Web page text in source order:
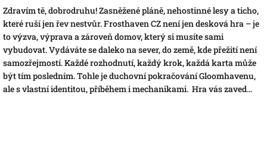
Zdravím tě, dobrodruhu! Zasněžené pláně, nehostinné lesy a ticho,
které ruší jen řev nestvůr. Frosthaven CZ není jen desková hra – je
to výzva, výprava a zároveň domov, který si musíte sami
vybudovat. Vydáváte se daleko na sever, do země, kde přežití není
samozřejmostí. Každé rozhodnutí, každý krok, každá karta může
být tím posledním. Tohle je duchovní pokračování Gloomhavenu,
ale s vlastní identitou, příběhem i mechanikami. Hra vás zaved...